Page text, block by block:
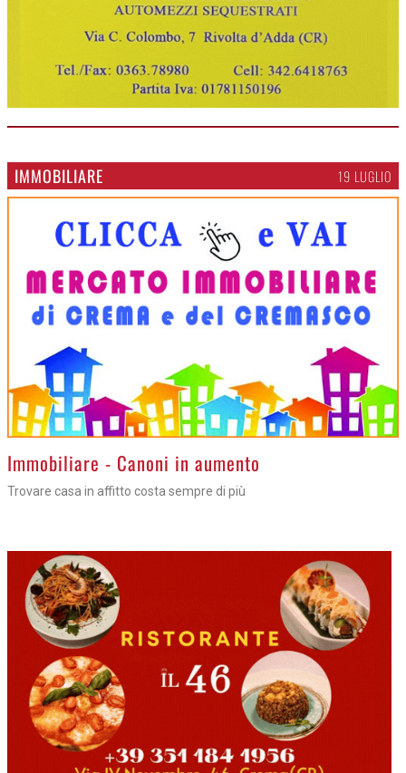
IMMOBILIARE 19 LUGLIO
>Immobiliare - Canoni in aumento
Trovare casa in affitto costa sempre di più